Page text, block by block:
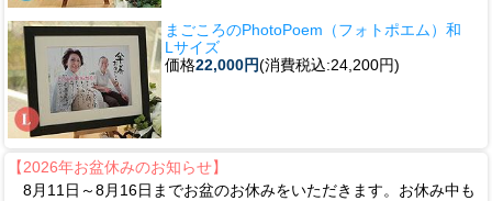
まごころのPhotoPoem（フォトポエム）和
Lサイズ
価格22,000円(消費税込:24,200円)
【2026年お盆休みのお知らせ】
8月11日～8月16日までお盆のお休みをいただきます。お休み中も